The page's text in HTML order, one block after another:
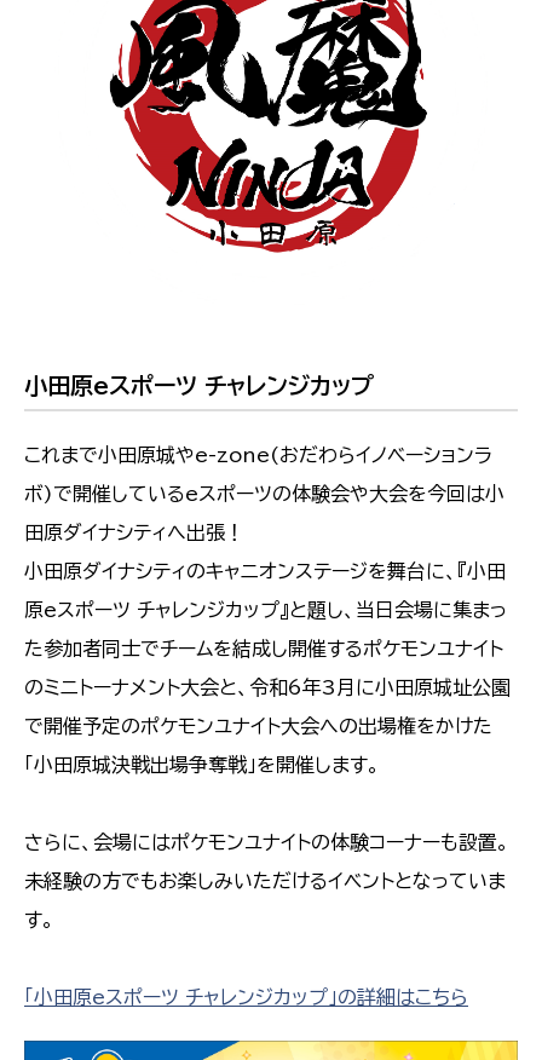
小田原eスポーツ チャレンジカップ
これまで小田原城やe-zone(おだわらイノベーションラ
ボ)で開催しているeスポーツの体験会や大会を今回は小
田原ダイナシティへ出張！
小田原ダイナシティのキャニオンステージを舞台に、『小田
原eスポーツ チャレンジカップ』と題し、当日会場に集まっ
た参加者同士でチームを結成し開催するポケモンユナイト
のミニトーナメント大会と、令和6年3月に小田原城址公園
で開催予定のポケモンユナイト大会への出場権をかけた
「小田原城決戦出場争奪戦」を開催します。
さらに、会場にはポケモンユナイトの体験コーナーも設置。
未経験の方でもお楽しみいただけるイベントとなっていま
す。
「小田原eスポーツ チャレンジカップ」の詳細はこちら